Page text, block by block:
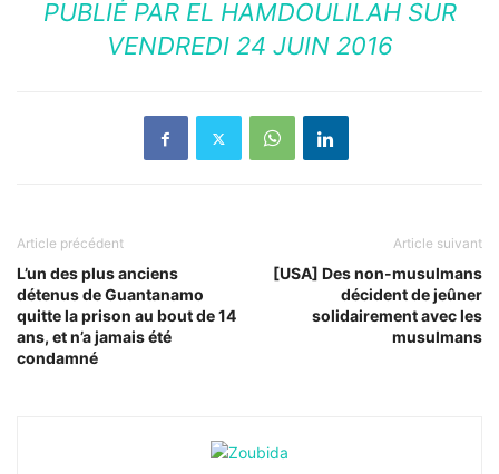
PUBLIÉ PAR EL HAMDOULILAHSUR
VENDREDI 24 JUIN 2016
Article précédent
L’un des plus anciens
détenus de Guantanamo
quitte la prison au bout de 14
ans, et n’a jamais été
condamné
Article suivant
[USA] Des non-musulmans
décident de jeûner
solidairement avec les
musulmans